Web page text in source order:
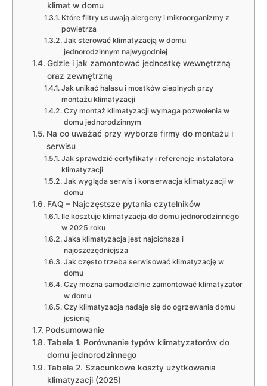
klimat w domu
Które filtry usuwają alergeny i mikroorganizmy z
powietrza
Jak sterować klimatyzacją w domu
jednorodzinnym najwygodniej
Gdzie i jak zamontować jednostkę wewnętrzną
oraz zewnętrzną
Jak unikać hałasu i mostków cieplnych przy
montażu klimatyzacji
Czy montaż klimatyzacji wymaga pozwolenia w
domu jednorodzinnym
Na co uważać przy wyborze firmy do montażu i
serwisu
Jak sprawdzić certyfikaty i referencje instalatora
klimatyzacji
Jak wygląda serwis i konserwacja klimatyzacji w
domu
FAQ – Najczęstsze pytania czytelników
Ile kosztuje klimatyzacja do domu jednorodzinnego
w 2025 roku
Jaka klimatyzacja jest najcichsza i
najoszczędniejsza
Jak często trzeba serwisować klimatyzację w
domu
Czy można samodzielnie zamontować klimatyzator
w domu
Czy klimatyzacja nadaje się do ogrzewania domu
jesienią
Podsumowanie
Tabela 1. Porównanie typów klimatyzatorów do
domu jednorodzinnego
Tabela 2. Szacunkowe koszty użytkowania
klimatyzacji (2025)